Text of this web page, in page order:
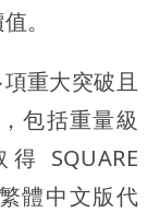
。
重大突破且
包括重量級
SQUARE
體中文版代